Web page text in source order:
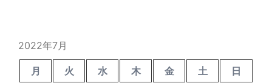
2022年7月
月 火 水 木 金 土
日